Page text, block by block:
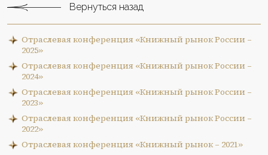
Вернуться назад
Отраслевая конференция «Книжный рынок России –
2025»
Отраслевая конференция «Книжный рынок России –
2024»
Отраслевая конференция «Книжный рынок России –
2023»
Отраслевая конференция «Книжный рынок России –
2022»
Отраслевая конференция «Книжный рынок – 2021»